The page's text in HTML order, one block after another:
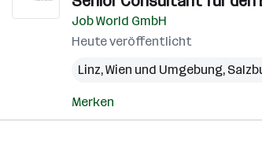
Job World GmbH
Heute veröffentlicht
Linz,Wien und Umgebung,
Merken